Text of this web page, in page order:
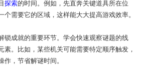
探索的时间。例如，先直奔关键道具所在位
个需要它的区域，这样能大大提高游戏效率。
锁成就的重要环节。学会快速观察谜题的线
素。比如，某些机关可能需要特定顺序触发，
，节省解谜时间。